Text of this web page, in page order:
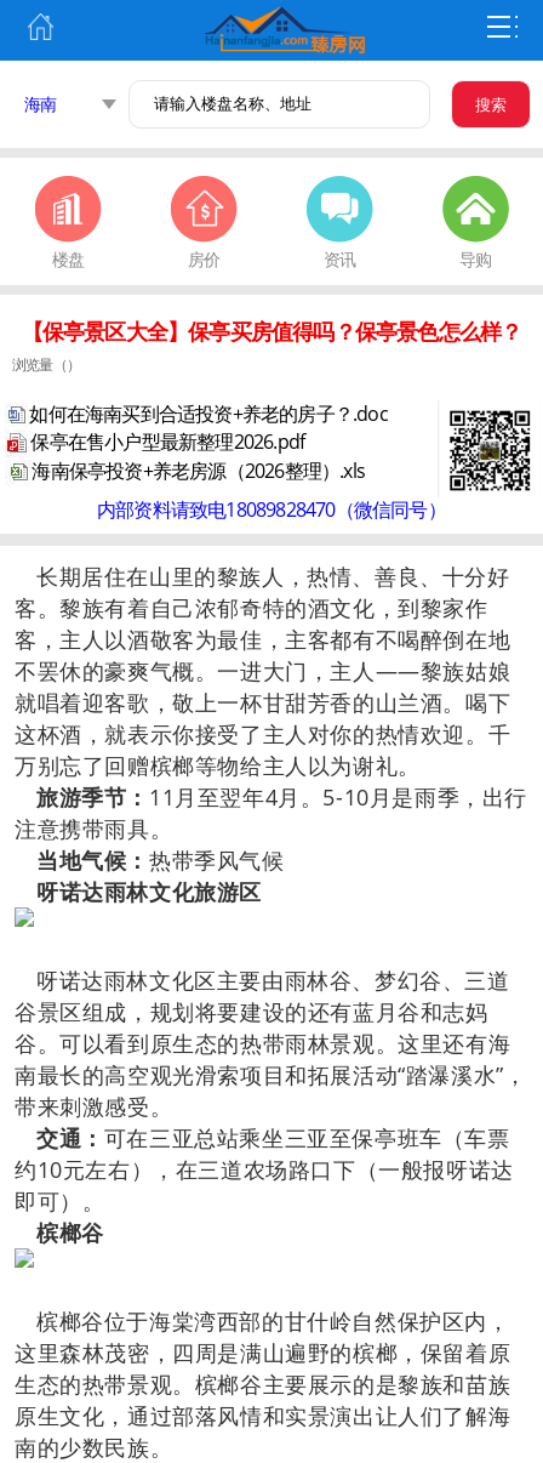
海南 搜索
楼盘 房价 资讯 导购
【保亭景区大全】保亭买房值得吗？保亭景色怎么样？
浏览量（）
如何在海南买到合适投资+养老的房子？.doc
保亭在售小户型最新整理2026.pdf
海南保亭投资+养老房源（2026整理）.xls
内部资料请致电18089828470（微信同号）
长期居住在山里的黎族人，热情、善良、十分好
客。黎族有着自己浓郁奇特的酒文化，到黎家作
客，主人以酒敬客为最佳，主客都有不喝醉倒在地
不罢休的豪爽气概。一进大门，主人——黎族姑娘
就唱着迎客歌，敬上一杯甘甜芳香的山兰酒。喝下
这杯酒，就表示你接受了主人对你的热情欢迎。千
万别忘了回赠槟榔等物给主人以为谢礼。
旅游季节： 11月至翌年4月。5-10月是雨季，出行
注意携带雨具。
当地气候： 热带季风气候
呀诺达雨林文化旅游区
呀诺达雨林文化区主要由雨林谷、梦幻谷、三道
谷景区组成，规划将要建设的还有蓝月谷和志妈
谷。可以看到原生态的热带雨林景观。这里还有海
南最长的高空观光滑索项目和拓展活动“踏瀑溪水”，
带来刺激感受。
交通： 可在三亚总站乘坐三亚至保亭班车（车票
约10元左右），在三道农场路口下（一般报呀诺达
即可）。
槟榔谷
槟榔谷位于海棠湾西部的甘什岭自然保护区内，
这里森林茂密，四周是满山遍野的槟榔，保留着原
生态的热带景观。槟榔谷主要展示的是黎族和苗族
原生文化，通过部落风情和实景演出让人们了解海
南的少数民族。